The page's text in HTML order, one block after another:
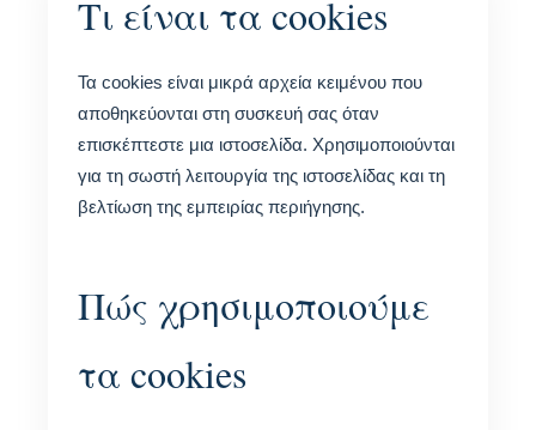
Τι είναι τα cookies
Τα cookies είναι μικρά αρχεία κειμένου που
αποθηκεύονται στη συσκευή σας όταν
επισκέπτεστε μια ιστοσελίδα. Χρησιμοποιούνται
για τη σωστή λειτουργία της ιστοσελίδας και τη
βελτίωση της εμπειρίας περιήγησης.
Πώς χρησιμοποιούμε
τα cookies